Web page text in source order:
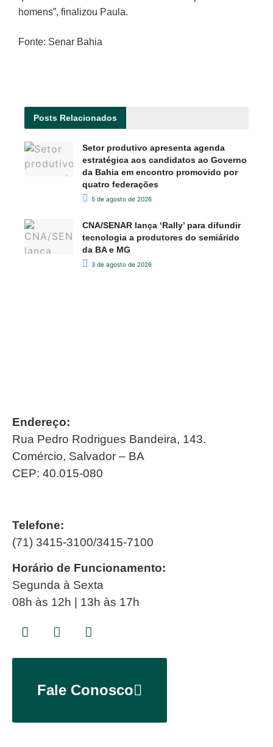
homens”, finalizou Paula.
Fonte: Senar Bahia
Posts Relacionados
Setor produtivo apresenta agenda
estratégica aos candidatos ao Governo
da Bahia em encontro promovido por
quatro federações
5 de agosto de 2026
CNA/SENAR lança ‘Rally’ para difundir
tecnologia a produtores do semiárido
da BA e MG
3 de agosto de 2026
Endereço:
Rua Pedro Rodrigues Bandeira, 143.
Comércio, Salvador – BA
CEP: 40.015-080
Telefone:
(71) 3415-3100/3415-7100
Horário de Funcionamento:
Segunda à Sexta
08h às 12h | 13h às 17h
Fale Conosco